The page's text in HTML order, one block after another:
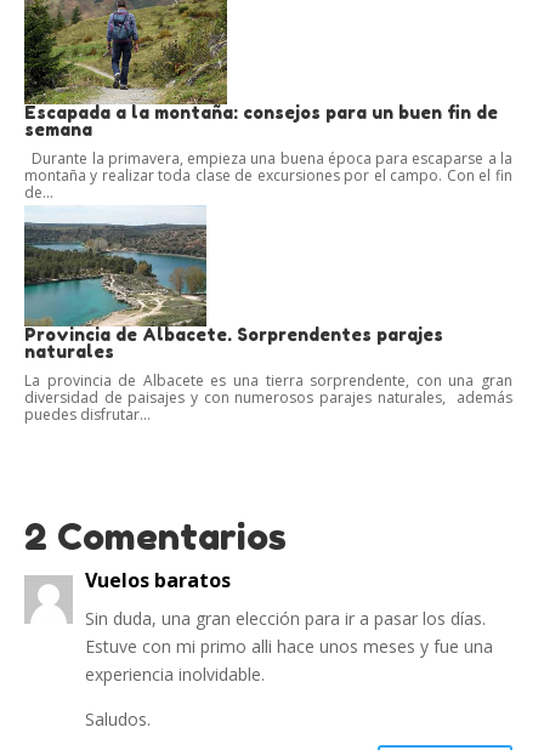
Escapada a la montaña: consejos para un buen fin de
semana
Durante la primavera, empieza una buena época para escaparse a la
montaña y realizar toda clase de excursiones por el campo. Con el fin
de...
Provincia de Albacete. Sorprendentes parajes
naturales
La provincia de Albacete es una tierra sorprendente, con una gran
diversidad de paisajes y con numerosos parajes naturales, además
puedes disfrutar...
2 Comentarios
Vuelos baratos
Sin duda, una gran elección para ir a pasar los días.
Estuve con mi primo alli hace unos meses y fue una
experiencia inolvidable.
Saludos.